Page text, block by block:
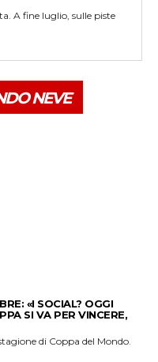
A fine luglio, sulle piste
NEVE
«I SOCIAL? OGGI
SI VA PER VINCERE,
di Coppa del Mondo.